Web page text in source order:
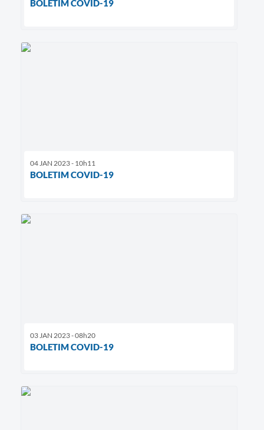
BOLETIM COVID-19
04 JAN 2023 - 10h11
BOLETIM COVID-19
03 JAN 2023 - 08h20
BOLETIM COVID-19